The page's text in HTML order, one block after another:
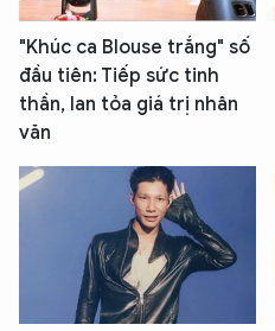
"Khúc ca Blouse trắng" số
đầu tiên: Tiếp sức tinh
thần, lan tỏa giá trị nhân
văn